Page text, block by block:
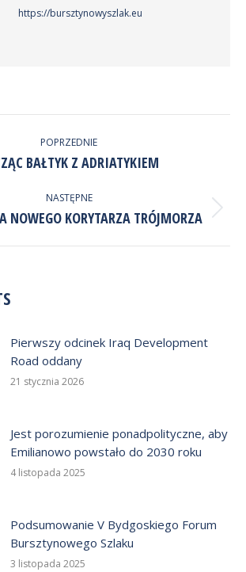
https://bursztynowyszlak.eu
POPRZEDNIE
Poprzedni
BAŁTYK Z ADRIATYKIEM
NASTĘPNE
Następny
NOWEGO KORYTARZA TRÓJMORZA
Pierwszy odcinek Iraq Development
Road oddany
21 stycznia 2026
Jest porozumienie ponadpolityczne, aby
Emilianowo powstało do 2030 roku
4 listopada 2025
Podsumowanie V Bydgoskiego Forum
Bursztynowego Szlaku
3 listopada 2025